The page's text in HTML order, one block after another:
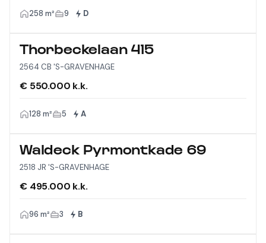
258 m² 9 D
Thorbeckelaan 415
2564 CB 'S-GRAVENHAGE
€ 550.000 k.k.
128 m² 5 A
Waldeck Pyrmontkade 69
2518 JR 'S-GRAVENHAGE
€ 495.000 k.k.
96 m² 3 B